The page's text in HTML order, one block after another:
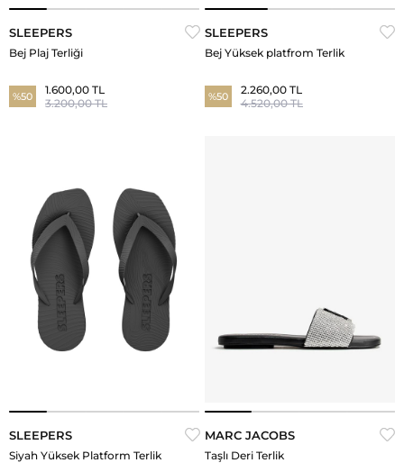
SLEEPERS
Bej Plaj Terliği
%50
1.600,00 TL
3.200,00 TL
SLEEPERS
Bej Yüksek platfrom Terlik
%50
2.260,00 TL
4.520,00 TL
SLEEPERS
Siyah Yüksek Platform Terlik
MARC JACOBS
Taşlı Deri Terlik